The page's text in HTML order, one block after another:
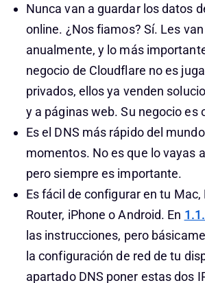
Nunca van a guardar los datos
online. ¿Nos fiamos? Sí. Les
anualmente, y lo más
negocio de Cloudflare no es
privados, ellos ya venden
y a páginas web. Su negocio es
Es el DNS más rápido del
momentos. No es que lo vayas
pero siempre es importante.
Es fácil de configurar en tu Mac,
Router, iPhone o Android. En
las instrucciones, pero
la configuración de red de tu
apartado DNS poner estas dos